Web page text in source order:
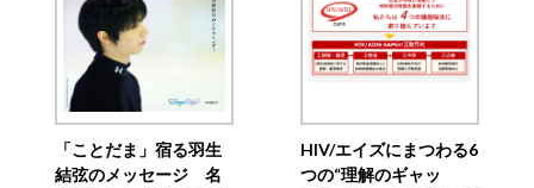
「ことだま」宿る羽生
結弦のメッセージ 名
HIV/エイズにまつわる6
つの“理解のギャッ